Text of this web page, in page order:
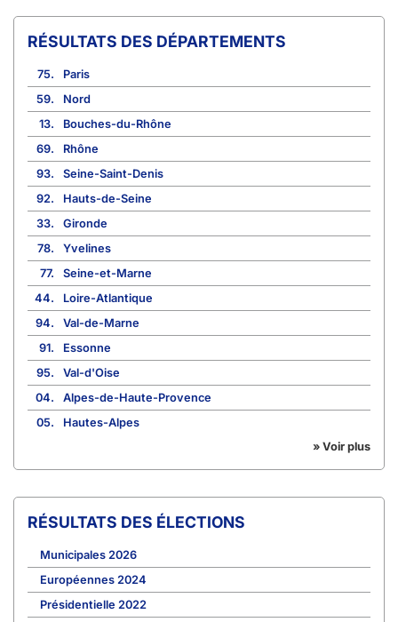
RÉSULTATS DES DÉPARTEMENTS
75.
Paris
59.
Nord
13.
Bouches-du-Rhône
69.
Rhône
93.
Seine-Saint-Denis
92.
Hauts-de-Seine
33.
Gironde
78.
Yvelines
77.
Seine-et-Marne
44.
Loire-Atlantique
94.
Val-de-Marne
91.
Essonne
95.
Val-d'Oise
04.
Alpes-de-Haute-Provence
05.
Hautes-Alpes
» Voir plus
RÉSULTATS DES ÉLECTIONS
Municipales 2026
Européennes 2024
Présidentielle 2022